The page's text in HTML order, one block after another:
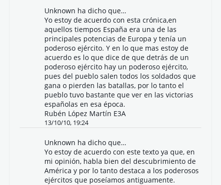
Unknown ha dicho que…
Yo estoy de acuerdo con esta crónica,en
aquellos tiempos España era una de las
principales potencias de Europa y tenía un
poderoso ejército. Y en lo que mas estoy de
acuerdo es lo que dice de que detrás de un
poderoso ejército hay un poderoso ejército,
pues del pueblo salen todos los soldados que
gana o pierden las batallas, por lo tanto el
pueblo tuvo bastante que ver en las victorias
españolas en esa época.
Rubén López Martín E3A
13/10/10, 19:24
Unknown ha dicho que…
Yo estoy de acuerdo con este texto ya que, en
mi opinión, habla bien del descubrimiento de
América y por lo tanto destaca a los poderosos
ejércitos que poseíamos antiguamente.